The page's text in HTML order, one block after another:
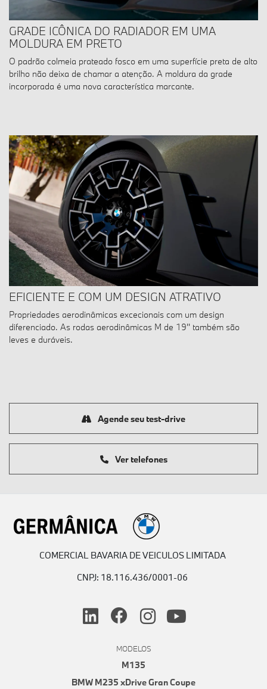
GRADE ICÔNICA DO RADIADOR EM UMA
MOLDURA EM PRETO
O padrão colmeia prateado fosco em uma superfície preta de alto
brilho não deixa de chamar a atenção. A moldura da grade
incorporada é uma nova característica marcante.
EFICIENTE E COM UM DESIGN ATRATIVO
Propriedades aerodinâmicas excecionais com um design
diferenciado. As rodas aerodinâmicas M de 19'' também são
leves e duráveis.
Ver telefones
Agende seu test-drive
COMERCIAL BAVARIA DE VEICULOS LIMITADA
CNPJ: 18.116.436/0001-06
MODELOS
M135
BMW M235 xDrive Gran Coupe